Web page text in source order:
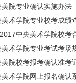
美院专业确认实施办法
术学院专业校考成绩
2017中央美术学院校考
术学院专业考试考场
美院校考报考确认准考
美术学院网上报名确认